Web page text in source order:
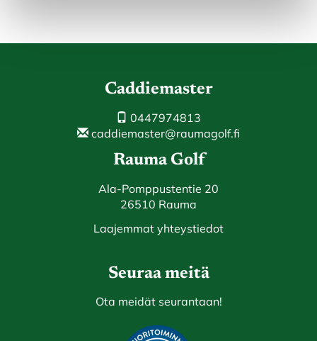
Caddiemaster
0447974813
caddiemaster@raumagolf.fi
Rauma Golf
Ala-Pomppustentie 20
26510 Rauma
Laajemmat yhteystiedot
Seuraa meitä
Ota meidät seurantaan!